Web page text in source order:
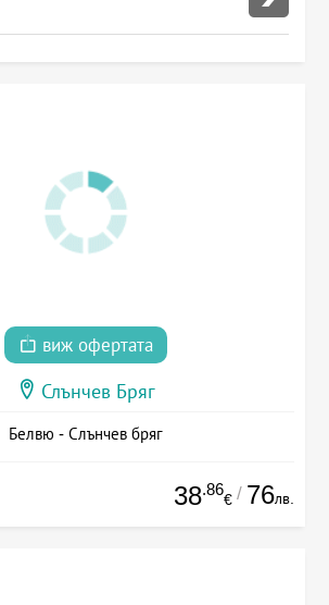
виж офертата
Слънчев Бряг
Белвю - Слънчев бряг
38.86
€ / 76лв.